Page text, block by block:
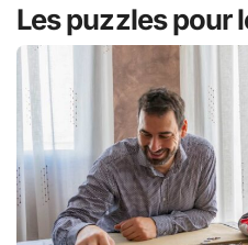
Les puzzles pour